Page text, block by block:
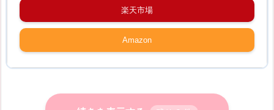
楽天市場
Amazon